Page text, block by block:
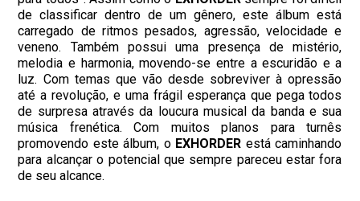
de classificar dentro de um gênero, este álbum está
carregado de ritmos pesados, agressão, velocidade e
veneno. Também possui uma presença de mistério,
melodia e harmonia, movendo-se entre a escuridão e a
luz. Com temas que vão desde sobreviver à opressão
até a revolução, e uma frágil esperança que pega todos
de surpresa através da loucura musical da banda e sua
música frenética. Com muitos planos para turnês
promovendo este álbum, o EXHORDER está caminhando
para alcançar o potencial que sempre pareceu estar fora
de seu alcance.